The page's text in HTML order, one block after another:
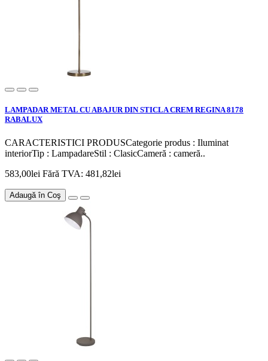
LAMPADAR METAL CU ABAJUR DIN STICLA CREM REGINA 8178
RABALUX
CARACTERISTICI PRODUSCategorie produs : Iluminat
interiorTip : LampadareStil : ClasicCameră : cameră..
583,00lei Fără TVA: 481,82lei
Adaugă în Coş